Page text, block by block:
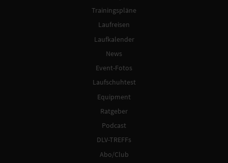
Trainingspläne
Laufreisen
Laufkalender
News
Event-Fotos
Laufschuhtest
Equipment
Ratgeber
Podcast
DLV-TREFFs
Abo/Club